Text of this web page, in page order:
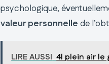
psychologique,
valeur personnelle de
LIRE AUSSI 4l plein air